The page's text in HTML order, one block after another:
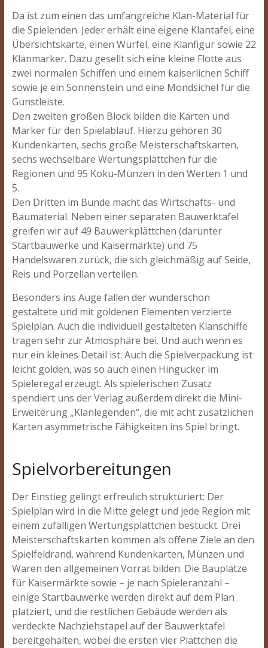
Da ist zum einen das umfangreiche Klan-Material für
die Spielenden. Jeder erhält eine eigene Klantafel, eine
Übersichtskarte, einen Würfel, eine Klanfigur sowie 22
Klanmarker. Dazu gesellt sich eine kleine Flotte aus
zwei normalen Schiffen und einem kaiserlichen Schiff
sowie je ein Sonnenstein und eine Mondsichel für die
Gunstleiste.
Den zweiten großen Block bilden die Karten und
Marker für den Spielablauf. Hierzu gehören 30
Kundenkarten, sechs große Meisterschaftskarten,
sechs wechselbare Wertungsplättchen für die
Regionen und 95 Koku-Münzen in den Werten 1 und
5.
Den Dritten im Bunde macht das Wirtschafts- und
Baumaterial. Neben einer separaten Bauwerktafel
greifen wir auf 49 Bauwerkplättchen (darunter
Startbauwerke und Kaisermärkte) und 75
Handelswaren zurück, die sich gleichmäßig auf Seide,
Reis und Porzellan verteilen.
Besonders ins Auge fallen der wunderschön
gestaltete und mit goldenen Elementen verzierte
Spielplan. Auch die individuell gestalteten Klanschiffe
tragen sehr zur Atmosphäre bei. Und auch wenn es
nur ein kleines Detail ist: Auch die Spielverpackung ist
leicht golden, was so auch einen Hingucker im
Spieleregal erzeugt. Als spielerischen Zusatz
spendiert uns der Verlag außerdem direkt die Mini-
Erweiterung „Klanlegenden“, die mit acht zusätzlichen
Karten asymmetrische Fähigkeiten ins Spiel bringt.
Spielvorbereitungen
Der Einstieg gelingt erfreulich strukturiert: Der
Spielplan wird in die Mitte gelegt und jede Region mit
einem zufälligen Wertungsplättchen bestückt. Drei
Meisterschaftskarten kommen als offene Ziele an den
Spielfeldrand, während Kundenkarten, Münzen und
Waren den allgemeinen Vorrat bilden. Die Bauplätze
für Kaisermärkte sowie – je nach Spieleranzahl –
einige Startbauwerke werden direkt auf dem Plan
platziert, und die restlichen Gebäude werden als
verdeckte Nachziehstapel auf der Bauwerktafel
bereitgehalten, wobei die ersten vier Plättchen die